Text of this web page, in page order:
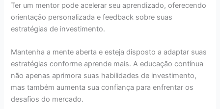
Ter um mentor pode acelerar seu aprendizado, oferecendo
orientação personalizada e feedback sobre suas
estratégias de investimento.
Mantenha a mente aberta e esteja disposto a adaptar suas
estratégias conforme aprende mais. A educação contínua
não apenas aprimora suas habilidades de investimento,
mas também aumenta sua confiança para enfrentar os
desafios do mercado.